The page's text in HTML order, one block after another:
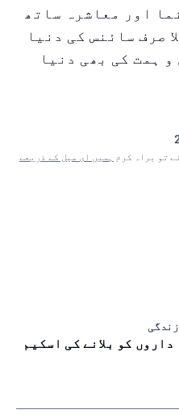
اور معاشرہ ساتھ
صرف سائنس کی دنیا
ہمت کی بھی دنیا
تو براہ کرم ہمیں ای میل کے ذریعے
کو بلانے کی اسکیم